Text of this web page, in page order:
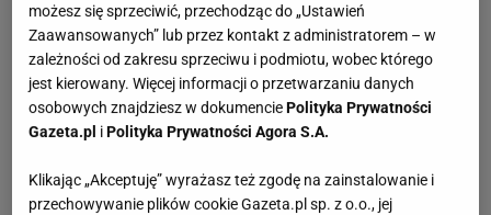
możesz się sprzeciwić, przechodząc do „Ustawień
Zaawansowanych” lub przez kontakt z administratorem – w
zależności od zakresu sprzeciwu i podmiotu, wobec którego
jest kierowany. Więcej informacji o przetwarzaniu danych
osobowych znajdziesz w dokumenciePolityka Prywatności
Gazeta.pl iPolityka Prywatności Agora S.A.
Klikając „Akceptuję” wyrażasz też zgodę na zainstalowanie i
przechowywanie plików cookie Gazeta.pl sp. z o.o., jej